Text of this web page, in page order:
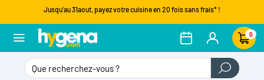
Jusqu'au 31aout, payez votre cuisine en 20 fois sans frais* !
0